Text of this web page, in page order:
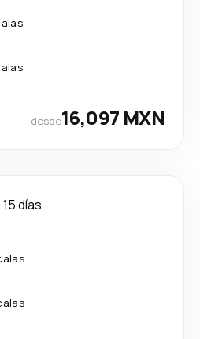
desde16,097 MXN
15 días